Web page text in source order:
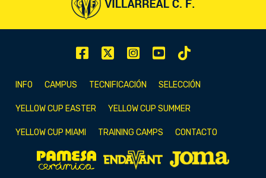
INFO CAMPUS TECNIFICACIÓN SELECCIÓN
YELLOW CUP EASTER YELLOW CUP SUMMER
YELLOW CUP MIAMI TRAINING CAMPS CONTACTO